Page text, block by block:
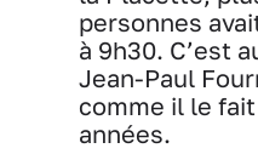
personnes
à 9h30. C’est
Jean-Paul
comme il le
années.